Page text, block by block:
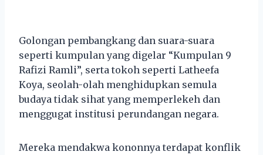
Golongan pembangkang dan suara-suara
seperti kumpulan yang digelar “Kumpulan 9
Rafizi Ramli”, serta tokoh seperti Latheefa
Koya, seolah-olah menghidupkan semula
budaya tidak sihat yang memperlekeh dan
menggugat institusi perundangan negara.
Mereka mendakwa kononnya terdapat konflik